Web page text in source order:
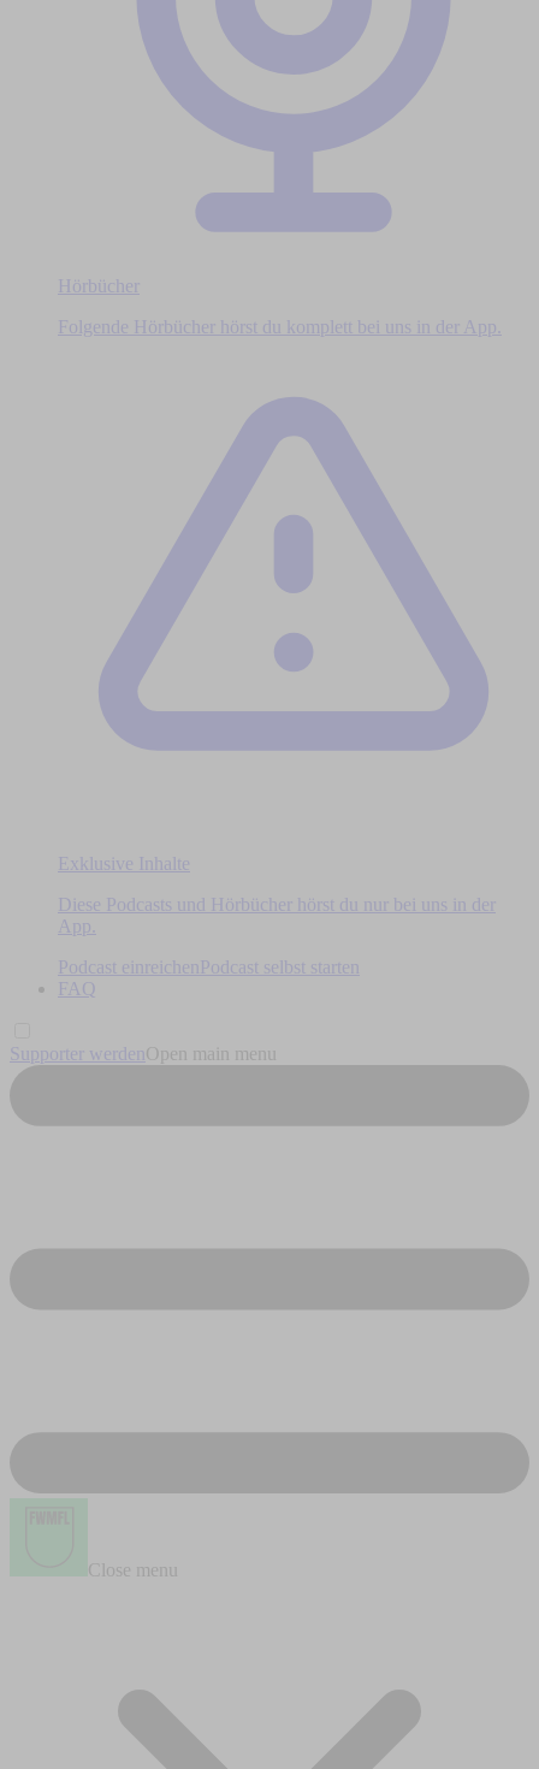
Hörbücher
Folgende Hörbücher hörst du komplett bei uns in der App.
Exklusive Inhalte
Diese Podcasts und Hörbücher hörst du nur bei uns in der
App.
Podcast einreichen
Podcast selbst starten
FAQ
Supporter werden Open main menu
Close menu